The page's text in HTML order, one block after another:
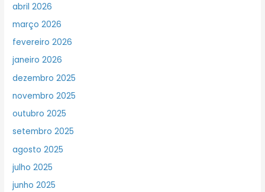
abril 2026
março 2026
fevereiro 2026
janeiro 2026
dezembro 2025
novembro 2025
outubro 2025
setembro 2025
agosto 2025
julho 2025
junho 2025